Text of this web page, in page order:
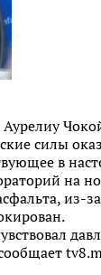
силы
в
на
из-